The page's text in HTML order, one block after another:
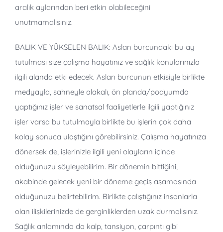
aralık aylarından beri etkin olabileceğini
unutmamalısınız.
BALIK VE YÜKSELEN BALIK: Aslan burcundaki bu ay
tutulması size çalışma hayatınız ve sağlık konularınızla
ilgili alanda etki edecek. Aslan burcunun etkisiyle birlikte
medyayla, sahneyle alakalı, ön planda/podyumda
yaptığınız işler ve sanatsal faaliyetlerle ilgili yaptığınız
işler varsa bu tutulmayla birlikte bu işlerin çok daha
kolay sonuca ulaştığını görebilirsiniz. Çalışma hayatınıza
dönersek de, işlerinizle ilgili yeni olayların içinde
olduğunuzu söyleyebilirim. Bir dönemin bittiğini,
akabinde gelecek yeni bir döneme geçiş aşamasında
olduğunuzu belirtebilirim. Birlikte çalıştığınız insanlarla
olan ilişkilerinizde de gerginliklerden uzak durmalısınız.
Sağlık anlamında da kalp, tansiyon, çarpıntı gibi